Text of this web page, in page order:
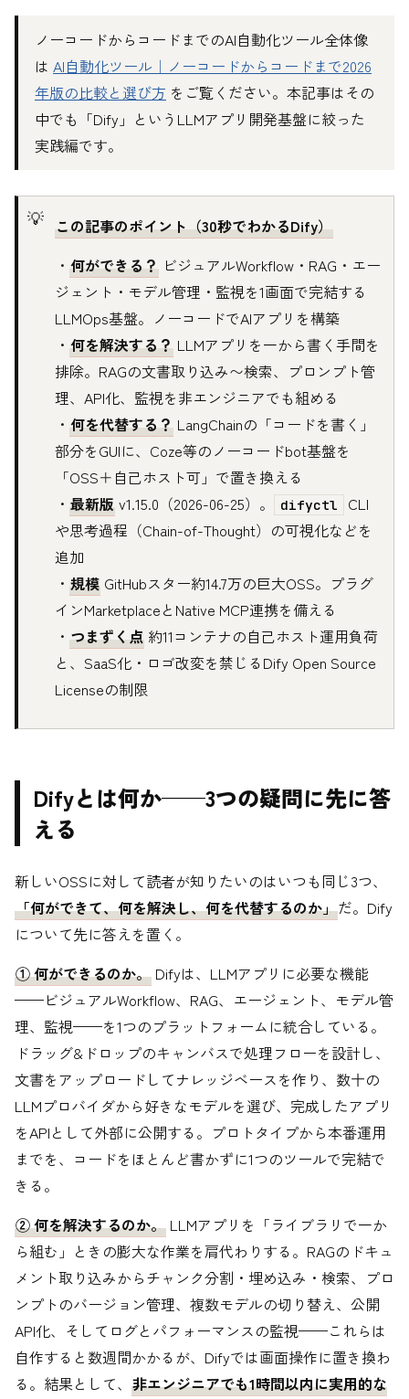
ノーコードからコードまでのAI自動化ツール全体像
は AI自動化ツール｜ノーコードからコードまで2026
年版の比較と選び方 をご覧ください。本記事はその
中でも「Dify」というLLMアプリ開発基盤に絞った
実践編です。
この記事のポイント（30秒でわかるDify）
・ 何ができる？ ビジュアルWorkflow・RAG・エー
ジェント・モデル管理・監視を1画面で完結する
LLMOps基盤。ノーコードでAIアプリを構築
・ 何を解決する？ LLMアプリを一から書く手間を
排除。RAGの文書取り込み〜検索、プロンプト管
理、API化、監視を非エンジニアでも組める
・ 何を代替する？ LangChainの「コードを書く」
部分をGUIに、Coze等のノーコードbot基盤を
「OSS＋自己ホスト可」で置き換える
・ 最新版 v1.15.0（2026-06-25）。 difyctl
CLI
や思考過程（Chain-of-Thought）の可視化などを
追加
・ 規模 GitHubスター約14.7万の巨大OSS。プラグ
インMarketplaceとNative MCP連携を備える
・ つまずく点 約11コンテナの自己ホスト運用負荷
と、SaaS化・ロゴ改変を禁じるDify Open Source
Licenseの制限
Difyとは何か——3つの疑問に先に答
える
新しいOSSに対して読者が知りたいのはいつも同じ3つ、
「何ができて、何を解決し、何を代替するのか」だ。Dify
について先に答えを置く。
① 何ができるのか。 Difyは、LLMアプリに必要な機能
——ビジュアルWorkflow、RAG、エージェント、モデル管
理、監視——を1つのプラットフォームに統合している。
ドラッグ&ドロップのキャンバスで処理フローを設計し、
文書をアップロードしてナレッジベースを作り、数十の
LLMプロバイダから好きなモデルを選び、完成したアプリ
をAPIとして外部に公開する。プロトタイプから本番運用
までを、コードをほとんど書かずに1つのツールで完結で
きる。
② 何を解決するのか。 LLMアプリを「ライブラリで一か
ら組む」ときの膨大な作業を肩代わりする。RAGのドキュ
メント取り込みからチャンク分割・埋め込み・検索、プロ
ンプトのバージョン管理、複数モデルの切り替え、公開
API化、そしてログとパフォーマンスの監視——これらは
自作すると数週間かかるが、Difyでは画面操作に置き換わ
る。結果として、 非エンジニアでも1時間以内に実用的な